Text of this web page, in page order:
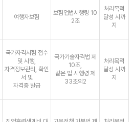
여행자보험
보험업법시행령 10
2조
처리목적
달성 시까
지
국가자격시험 접수
및 시행,
자격정보관리, 확인
서 및
자격증 발급
국가기술자격법 제
10조,
같은 법 시행령 제
33조의2
처리목적
달성 시까
지